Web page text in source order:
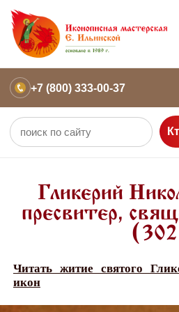
+7 (800) 333-00-37
Гликерий
пресвитер,
Читать житие святого
икон